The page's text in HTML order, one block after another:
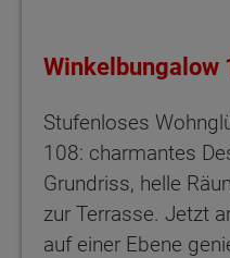
Winkelbungalow
Stufenloses
108: charmantes
Grundriss, helle
zur Terrasse. Jetzt
auf einer Ebene